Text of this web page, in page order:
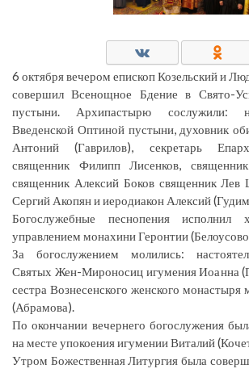
6 октября вечером епископ Козельский и
совершил Всенощное Бдение в Свято-
пустыни. Архипастырю сослужили:
Введенской Оптиной пустыни, духовник
Антоний (Гаврилов), секретарь
священник Филипп Лисенков,
священник Алексий Боков священник Лев
Сергий Акопян и иеродиакон Алексий
Богослужебные песнопения исполнил
управлением монахини Геронтии
За богослужением молились:
Святых Жен-Мироносиц игумения Иоанна
сестра Вознесенского женского монастыря
(Абрамова).
По окончании вечернего богослужения
на месте упокоения игумении Виталий
Утром Божественная Литургия была